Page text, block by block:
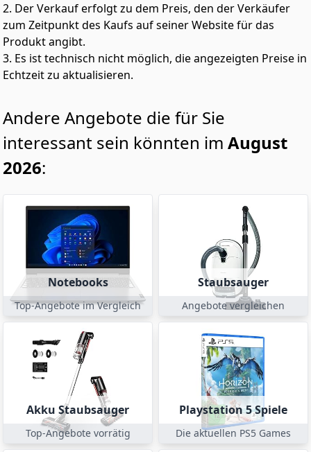
2. Der Verkauf erfolgt zu dem Preis, den der Verkäufer
zum Zeitpunkt des Kaufs auf seiner Website für das
Produkt angibt.
3. Es ist technisch nicht möglich, die angezeigten Preise in
Echtzeit zu aktualisieren.
Andere Angebote die für Sie
interessant sein könnten im August
2026:
Notebooks
Top-Angebote im Vergleich
Staubsauger
Angebote vergleichen
Akku Staubsauger
Top-Angebote vorrätig
Playstation 5 Spiele
Die aktuellen PS5 Games